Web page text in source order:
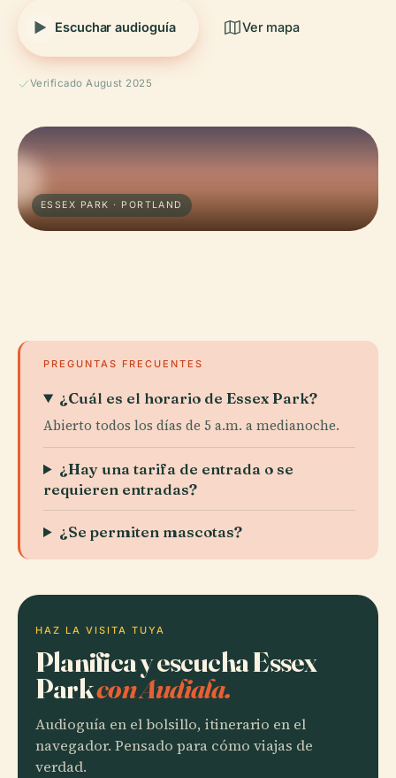
Escuchar audioguía Ver mapa
Verificado August 2025
ESSEX PARK · PORTLAND
PREGUNTAS FRECUENTES
¿Cuál es el horario de Essex Park?
Abierto todos los días de 5 a.m. a medianoche.
¿Hay una tarifa de entrada o se
requieren entradas?
¿Se permiten mascotas?
HAZ LA VISITA TUYA
Planifica y escucha Essex
Parkcon Audiala.
Audioguía en el bolsillo, itinerario en el
navegador. Pensado para cómo viajas de
verdad.